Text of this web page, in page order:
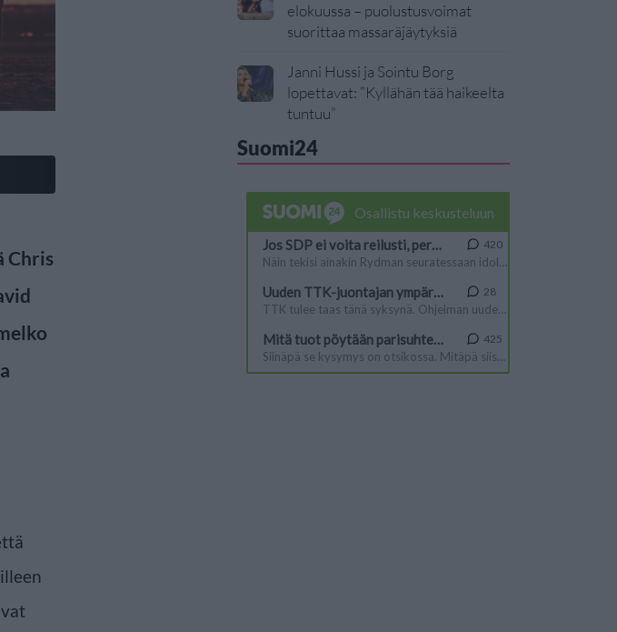
Chris
elokuussa – puolustusvoimat
suorittaa massaräjäytyksiä
Janni Hussi ja Sointu Borg
lopettavat: ”Kyllähän tää haikeelta
tuntuu”
Suomi24